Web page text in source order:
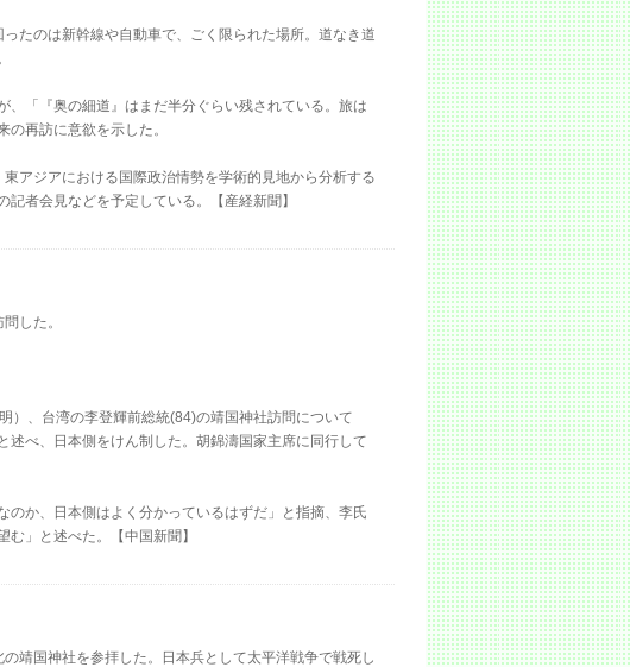
たのは新幹線や自動車で、ごく限られた場所。道なき道
「『奥の細道』はまだ半分ぐらい残されている。旅は
再訪に意欲を示した。
アジアにおける国際政治情勢を学術的見地から分析する
者会見などを予定している。【産経新聞】
した。
）、台湾の李登輝前総統(84)の靖国神社訪問について
述べ、日本側をけん制した。胡錦濤国家主席に同行して
か、日本側はよく分かっているはずだ」と指摘、李氏
」と述べた。【中国新聞】
靖国神社を参拝した。日本兵として太平洋戦争で戦死し